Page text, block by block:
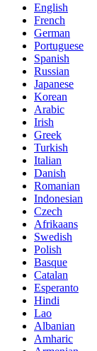
English
French
German
Portuguese
Spanish
Russian
Japanese
Korean
Arabic
Irish
Greek
Turkish
Italian
Danish
Romanian
Indonesian
Czech
Afrikaans
Swedish
Polish
Basque
Catalan
Esperanto
Hindi
Lao
Albanian
Amharic